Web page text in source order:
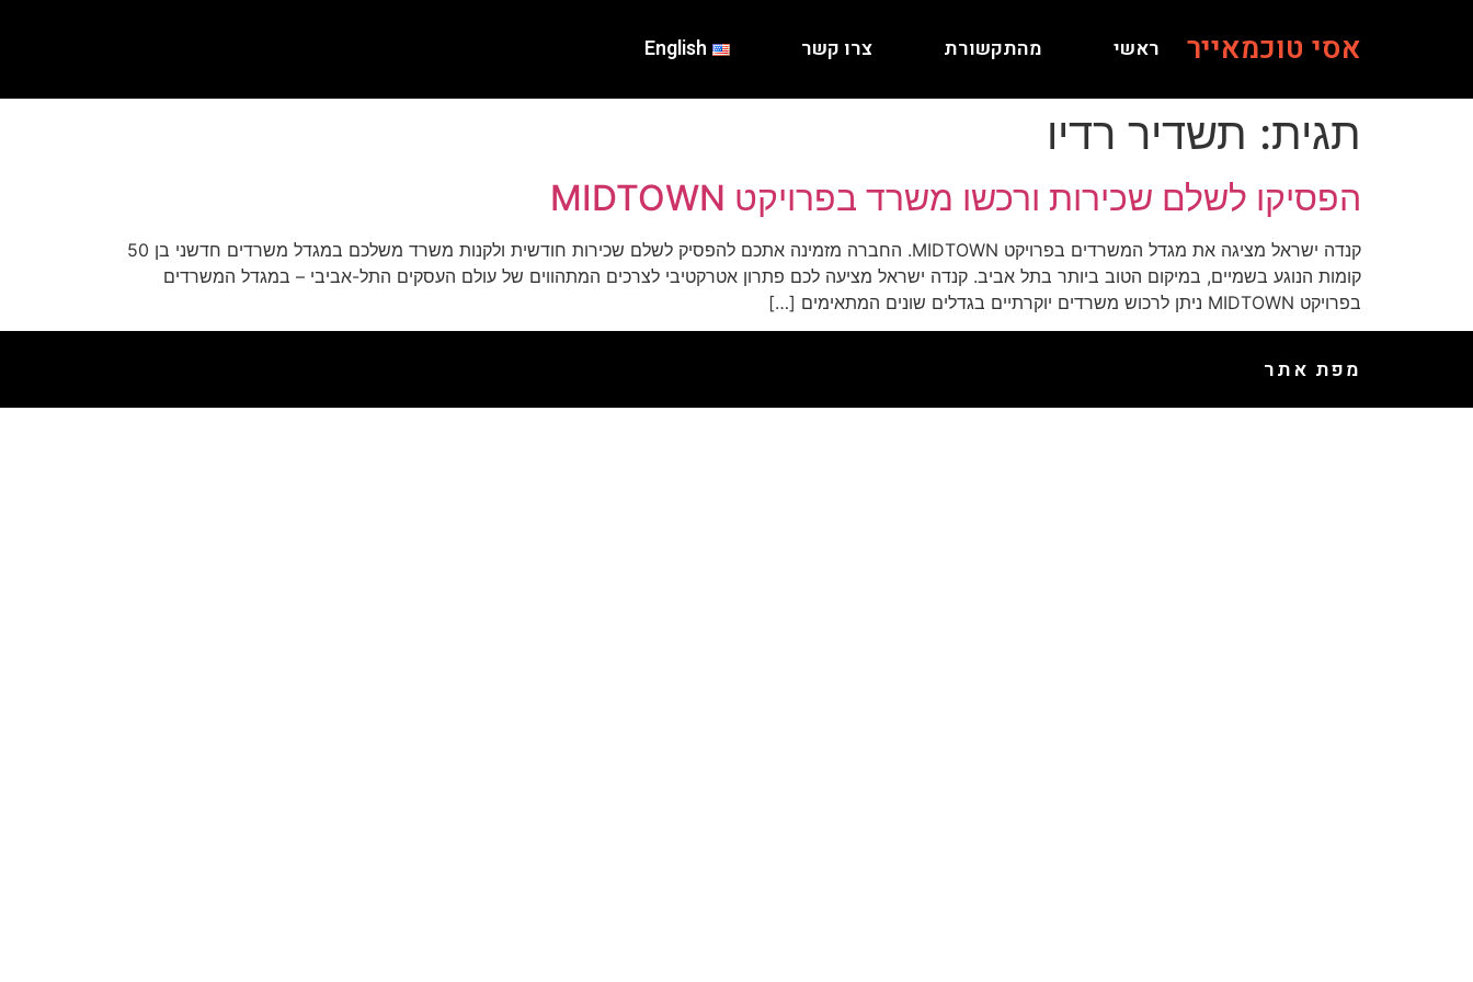
אסי טוכמאייר ראשי מהתקשורת צרו קשר English
תגית: תשדיר רדיו
הפסיקו לשלם שכירות ורכשו משרד בפרויקט MIDTOWN
קנדה ישראל מציגה את מגדל המשרדים בפרויקט MIDTOWN. החברה מזמינה אתכם להפסיק לשלם שכירות חודשית ולקנות משרד משלכם במגדל משרדים חדשני בן 50
קומות הנוגע בשמיים, במיקום הטוב ביותר בתל אביב. קנדה ישראל מציעה לכם פתרון אטרקטיבי לצרכים המתהווים של עולם העסקים התל-אביבי – במגדל המשרדים
בפרויקט MIDTOWN ניתן לרכוש משרדים יוקרתיים בגדלים שונים המתאימים […]
מפת אתר